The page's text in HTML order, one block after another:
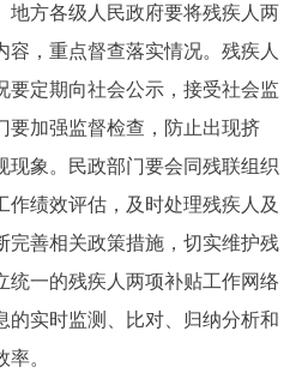
方各级人民政府要将残疾人两
容，重点督查落实情况。残疾人
要定期向社会公示，接受社会监
要加强监督检查，防止出现挤
现象。民政部门要会同残联组织
作绩效评估，及时处理残疾人及
完善相关政策措施，切实维护残
统一的残疾人两项补贴工作网络
的实时监测、比对、归纳分析和
。